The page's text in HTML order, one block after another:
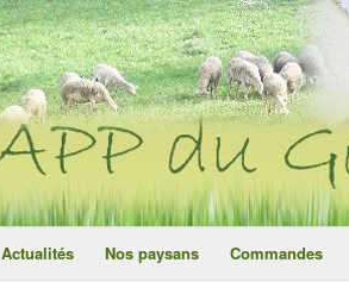
ce site utilise des cookies
Actualités Nos paysans Commandes